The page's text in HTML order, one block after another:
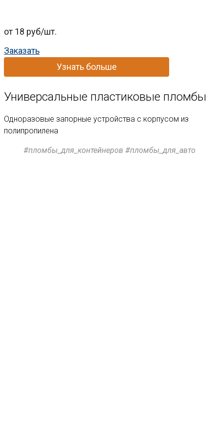
от 18 руб/шт.
Заказать
Узнать больше
Универсальные пластиковые пломбы
Одноразовые запорные устройства с корпусом из
полипропилена
#пломбы_для_контейнеров #пломбы_для_авто